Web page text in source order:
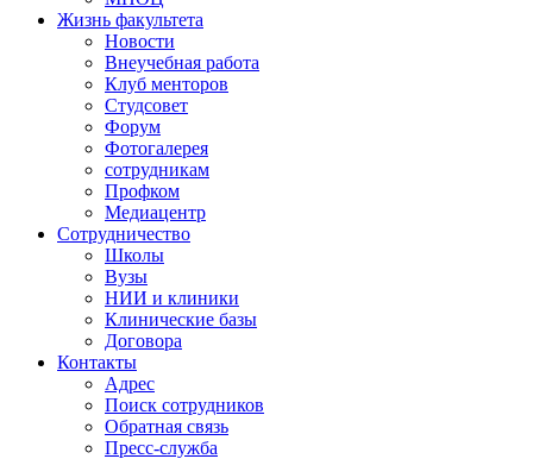
Жизнь факультета
Новости
Внеучебная работа
Клуб менторов
Студсовет
Форум
Фотогалерея
сотрудникам
Профком
Медиацентр
Сотрудничество
Школы
Вузы
НИИ и клиники
Клинические базы
Договора
Контакты
Адрес
Поиск сотрудников
Обратная связь
Пресс-служба